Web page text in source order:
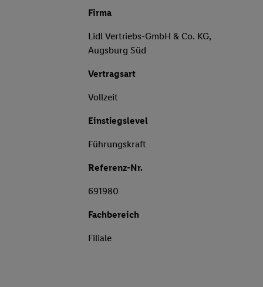
Firma
Lidl Vertriebs-GmbH & Co. KG,
Augsburg Süd
Vertragsart
Vollzeit
Einstiegslevel
Führungskraft
Referenz-Nr.
691980
Fachbereich
Filiale